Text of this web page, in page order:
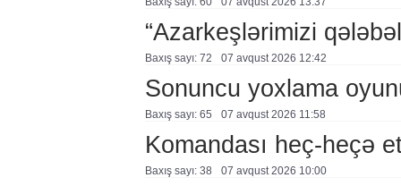
“Azarkeşlərimizi
Baxış sayı: 72 07 avqust 2026 12:42
Sonuncu yoxlama
Baxış sayı: 65 07 avqust 2026 11:58
Komandası heç-heçə
Baxış sayı: 38 07 avqust 2026 10:00